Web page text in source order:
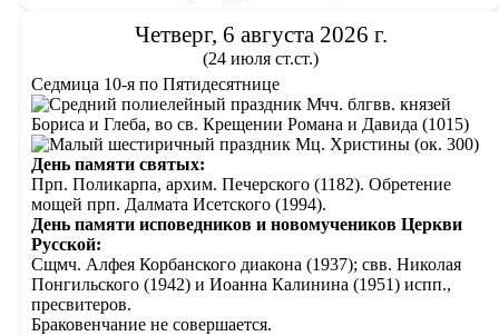
Четверг, 6 августа 2026 г.
(24 июля ст.ст.)
Седмица 10-я по Пятидесятнице
Мчч. блгвв. князей
Бориса и Глеба, во св. Крещении Романа и Давида (1015)
Мц. Христины (ок. 300)
День памяти святых:
Прп. Поликарпа, архим. Печерского (1182). Обретение
мощей прп. Далмата Исетского (1994).
День памяти исповедников и новомучеников Церкви
Русской:
Сщмч. Алфея Корбанского диакона (1937); свв. Николая
Понгильского (1942) и Иоанна Калинина (1951) испп.,
пресвитеров.
Браковенчание не совершается.